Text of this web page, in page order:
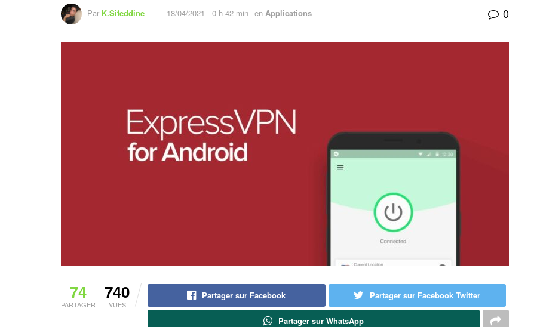
Par K.Sifeddine 18/04/2021 - 0 h 42 min en Applications 0
74
PARTAGER
740
VUES
Partager sur Facebook Partager sur Facebook Twitter
Partager sur WhatsApp